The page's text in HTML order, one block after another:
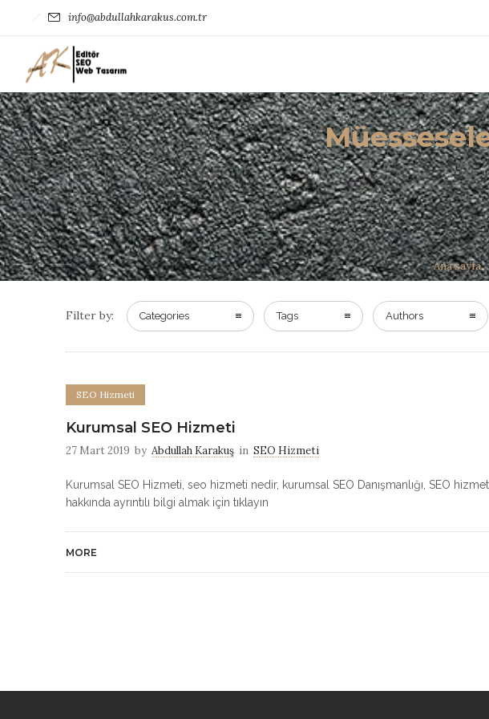
info@abdullahkarakus.com.tr
Ana sayfa
Filter by: Categories Tags Authors
SEO Hizmeti
Kurumsal SEO Hizmeti
27 Mart 2019 by Abdullah Karakuş in SEO Hizmeti
Kurumsal SEO Hizmeti, seo hizmeti nedir, kurumsal SEO Danışmanlığı, SEO
hakkında ayrıntılı bilgi almak için tıklayın
MORE